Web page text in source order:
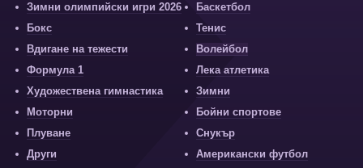
Зимни олимпийски игри 2026
Баскетбол
Бокс
Тенис
Вдигане на тежести
Волейбол
Формула 1
Лека атлетика
Художествена гимнастика
Зимни
Моторни
Бойни спортове
Плуване
Снукър
Други
Американски футбол